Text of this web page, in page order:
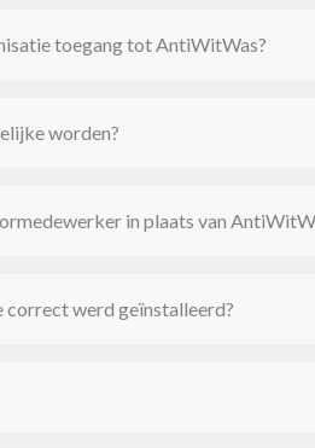
toegang tot AntiWitWas?
worden?
in plaats van
correct werd geïnstalleerd?